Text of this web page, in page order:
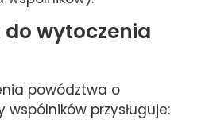
wytoczenia
powództwa o
wspólników przysługuje: